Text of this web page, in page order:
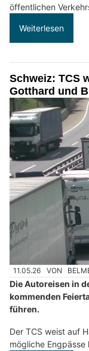
öffentlichen
Weiterlesen
Schweiz: TCS
Gotthard und
11.05.26 VON
Die Autoreisen in
kommenden
führen.
Der TCS weist auf
mögliche Engpässe